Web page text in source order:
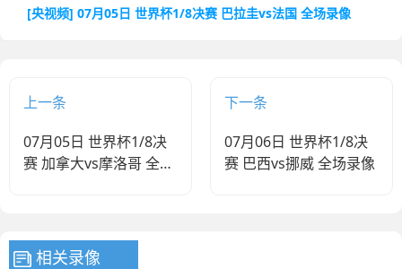
[央视频] 07月05日 世界杯1/8决赛 巴拉圭vs法国 全场录像
上一条
07月05日 世界杯1/8决
赛 加拿大vs摩洛哥 全场
下一条
07月06日 世界杯1/8决
赛 巴西vs挪威 全场录像
相关录像